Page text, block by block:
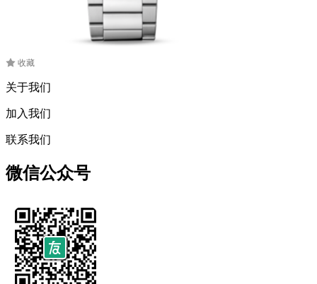
收藏
关于我们
加入我们
联系我们
微信公众号